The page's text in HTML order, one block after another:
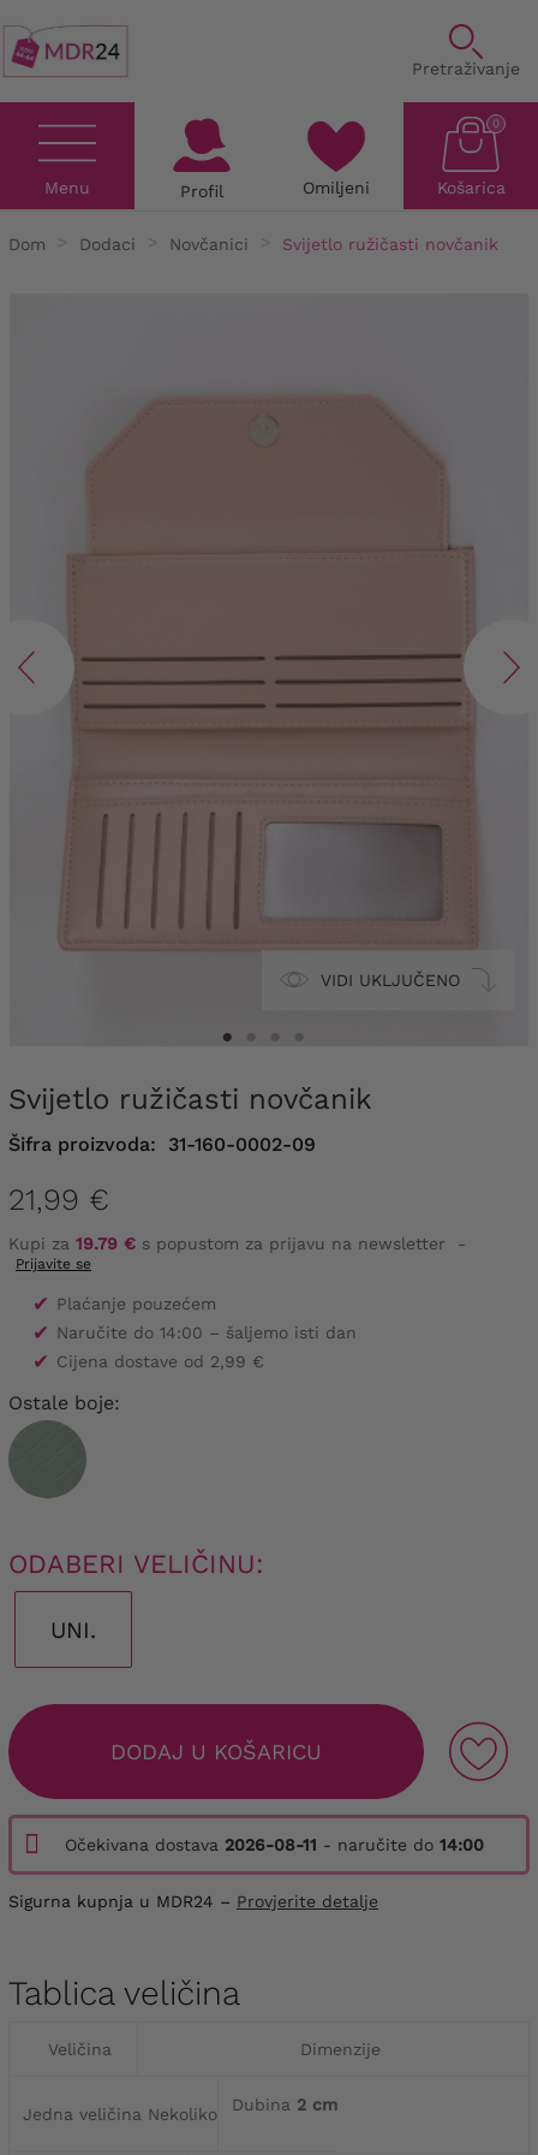
Pretraživanje
Menu Profil Omiljeni Košarica
0
Dom Dodaci Novčanici Svijetlo ružičasti novčanik
VIDI UKLJUČENO
Svijetlo ružičasti novčanik
Šifra proizvoda: 31-160-0002-09
21,99 €
Kupi za 19.79 € s popustom za prijavu na newsletter -
Prijavite se
✔ Plaćanje pouzećem
✔ Naručite do 14:00 – šaljemo isti dan
✔ Cijena dostave od 2,99 €
Ostale boje:
ODABERI VELIČINU:
UNI.
DODAJ U KOŠARICU
Očekivana dostava 2026-08-11 - naručite do 14:00
Sigurna kupnja u MDR24 – Provjerite detalje
Tablica veličina
Veličina Dimenzije
Jedna veličina Nekoliko Dubina 2 cm